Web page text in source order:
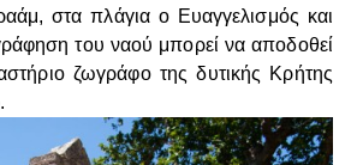
στα πλάγια ο Ευαγγελισμός και
του ναού μπορεί να αποδοθεί
ζωγράφο της δυτικής Κρήτης